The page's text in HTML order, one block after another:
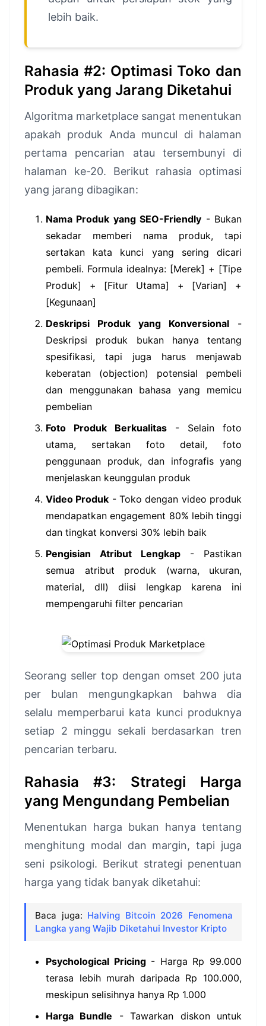
lebih baik.
Rahasia #2: Optimasi Toko dan
Produk yang Jarang Diketahui
Algoritma marketplace sangat menentukan
apakah produk Anda muncul di halaman
pertama pencarian atau tersembunyi di
halaman ke-20. Berikut rahasia optimasi
yang jarang dibagikan:
Nama Produk yang SEO-Friendly - Bukan
sekadar memberi nama produk, tapi
sertakan kata kunci yang sering dicari
pembeli. Formula idealnya: [Merek] + [Tipe
Produk] + [Fitur Utama] + [Varian] +
[Kegunaan]
Deskripsi Produk yang Konversional -
Deskripsi produk bukan hanya tentang
spesifikasi, tapi juga harus menjawab
keberatan (objection) potensial pembeli
dan menggunakan bahasa yang memicu
pembelian
Foto Produk Berkualitas - Selain foto
utama, sertakan foto detail, foto
penggunaan produk, dan infografis yang
menjelaskan keunggulan produk
Video Produk - Toko dengan video produk
mendapatkan engagement 80% lebih tinggi
dan tingkat konversi 30% lebih baik
Pengisian Atribut Lengkap - Pastikan
semua atribut produk (warna, ukuran,
material, dll) diisi lengkap karena ini
mempengaruhi filter pencarian
Seorang seller top dengan omset 200 juta
per bulan mengungkapkan bahwa dia
selalu memperbarui kata kunci produknya
setiap 2 minggu sekali berdasarkan tren
pencarian terbaru.
Rahasia #3: Strategi Harga
yang Mengundang Pembelian
Menentukan harga bukan hanya tentang
menghitung modal dan margin, tapi juga
seni psikologi. Berikut strategi penentuan
harga yang tidak banyak diketahui:
Baca juga: Halving Bitcoin 2026 Fenomena
Langka yang Wajib Diketahui Investor Kripto
Psychological Pricing- Harga Rp 99.000
terasa lebih murah daripada Rp 100.000,
meskipun selisihnya hanya Rp 1.000
Harga Bundle - Tawarkan diskon untuk